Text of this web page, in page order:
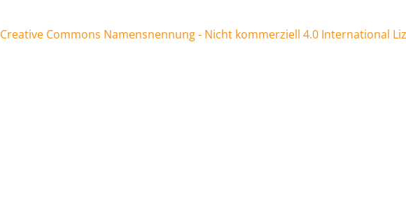
Creative Commons Namensnennung - Nicht kommerziell 4.0 International